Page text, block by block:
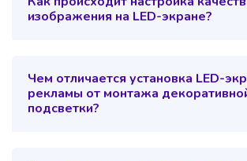
изображения на LED-экране?
Чем отличается установка LED-
рекламы от монтажа
подсветки?